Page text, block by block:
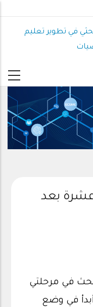
في تطوير تعليم
عشرة بعد
في مرحلتي
أبدأ في وضع